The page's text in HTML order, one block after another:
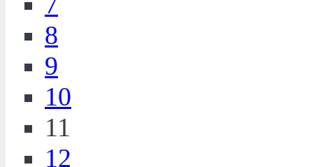
8
9
10
11
12